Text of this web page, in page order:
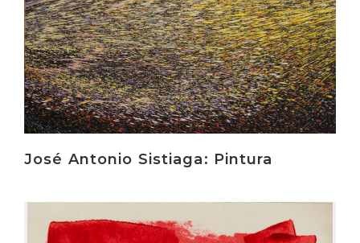
José Antonio Sistiaga: Pintura